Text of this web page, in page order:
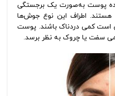
پوست به‌صورت یک برجستگی
اطراف این نوع جوش‌ها
است کمی دردناک باشند. پوست
سفت یا چروک به نظر برسد.